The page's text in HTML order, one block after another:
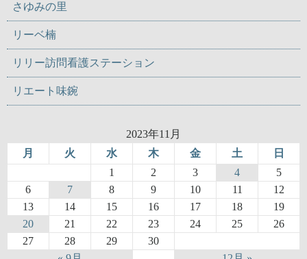
さゆみの里
リーベ楠
リリー訪問看護ステーション
リエート味鋺
2023年11月
月
火 水 木 金 土 日
1 2 3 4
5
6
7 8 9 10 11
12
13
14 15 16 17 18
19
20
21 22 23 24 25
26
27
28 29 30